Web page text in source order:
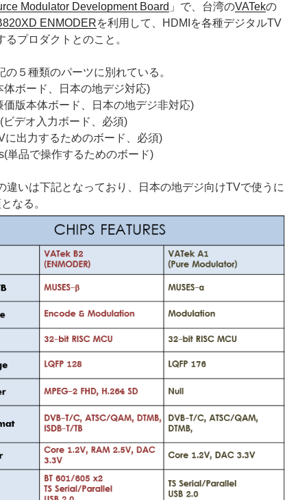
Modulator Development Board 」で、台湾のVATekの
ENMODERを利用して、HDMIを各種デジタルTV
るプロダクトとのこと。
の５種類のパーツに別れている。
体ボード、日本の地デジ対応)
価版本体ボード、日本の地デジ非対応)
ビデオ入力ボード、必須)
に出力するためのボード、必須)
単品で操作するためのボード)
違いは下記となっており、日本の地デジ向けTVで使うに
なる。